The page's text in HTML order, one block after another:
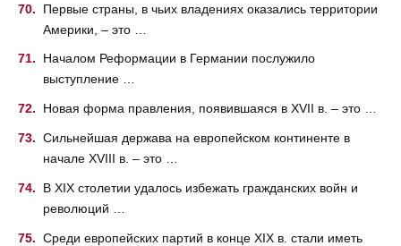
Первые страны, в чьих владениях оказались территории
Америки, – это …
Началом Реформации в Германии послужило
выступление …
Новая форма правления, появившаяся в XVII в. – это …
Сильнейшая держава на европейском континенте в
начале XVIII в. – это …
В XIX столетии удалось избежать гражданских войн и
революций …
Среди европейских партий в конце XIX в. стали иметь